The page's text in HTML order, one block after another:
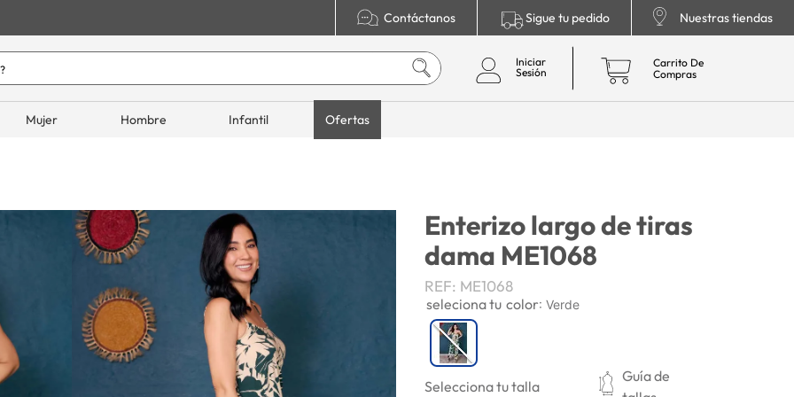
Contáctanos Sigue tu pedido Nuestras tiendas
hoy?
Mujer Hombre Infantil Ofertas
Enterizo largo de tiras
dama ME1068
REF: ME1068
Selecciona tu talla
Guía de
color: Verde